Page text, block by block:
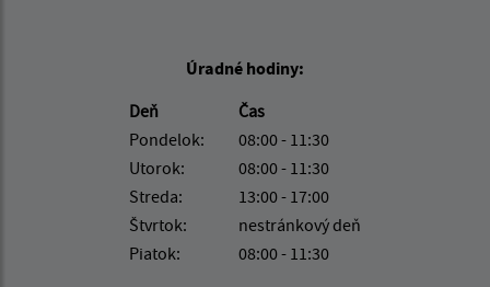
Úradné hodiny:
Deň
Čas
Pondelok:
08:00 - 11:30
Utorok:
08:00 - 11:30
Streda:
13:00 - 17:00
Štvrtok:
nestránkový deň
Piatok:
08:00 - 11:30